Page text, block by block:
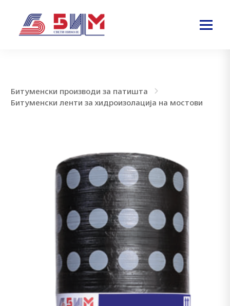
Битуменски производи за патишта
Битуменски ленти за хидроизолација на мостови